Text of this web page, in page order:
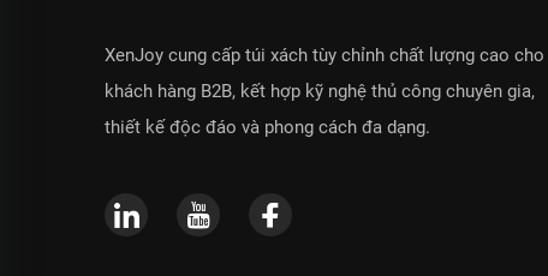
XenJoy cung cấp túi xách tùy chỉnh chất lượng cao cho
khách hàng B2B, kết hợp kỹ nghệ thủ công chuyên gia,
thiết kế độc đáo và phong cách đa dạng.